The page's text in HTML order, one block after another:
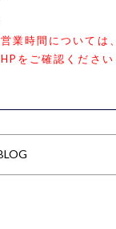
業時間については、
をご確認ください